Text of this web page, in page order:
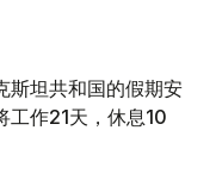
斯坦共和国的假期安
工作21天，休息10